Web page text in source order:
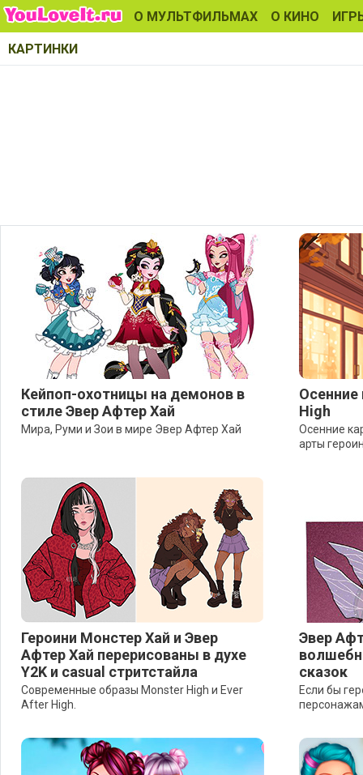
О МУЛЬТФИЛЬМАХ О КИНО
КАРТИНКИ
Кейпоп-охотницы на демонов в
стиле Эвер Афтер Хай
Мира, Руми и Зои в мире Эвер Афтер Хай
Осенние
High
Осенние
арты
Героини Монстер Хай и Эвер
Афтер Хай перерисованы в духе
Y2K и casual стритстайла
Современные образы Monster High и Ever
After High.
Эвер
сказок
Если бы